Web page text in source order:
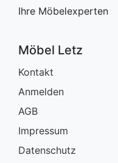
Ihre Möbelexperten
Möbel Letz
Kontakt
Anmelden
AGB
Impressum
Datenschutz